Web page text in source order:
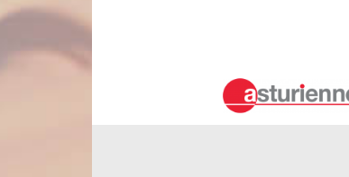
quête d’un couvreur pour entretien de
nettoyer en profondeur votre toiture
s’assurer que votre revêtement de toit
ne manquerons pas de réaliser les